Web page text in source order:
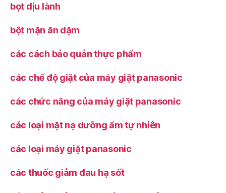
bọt dịu lành
bột mặn ăn dặm
các cách bảo quản thực phẩm
các chế độ giặt của máy giặt panasonic
các chức năng của máy giặt panasonic
các loại mặt nạ dưỡng ẩm tự nhiên
các loại máy giặt panasonic
các thuốc giảm đau hạ sốt